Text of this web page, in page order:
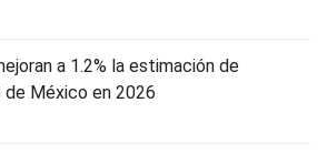
a 1.2% la estimación de
México en 2026